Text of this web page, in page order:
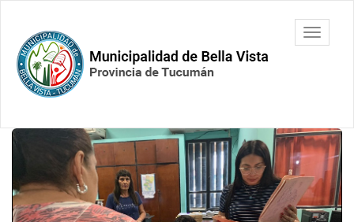
contenido
principal
Municipalidad
de Bella
Vista.
Tucumán
barra
Contenido
principal